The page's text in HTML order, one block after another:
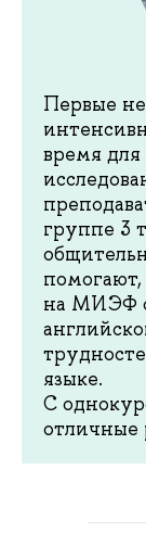
Первые
время для
группе 3
на МИЭФ
языке.
С
отличные